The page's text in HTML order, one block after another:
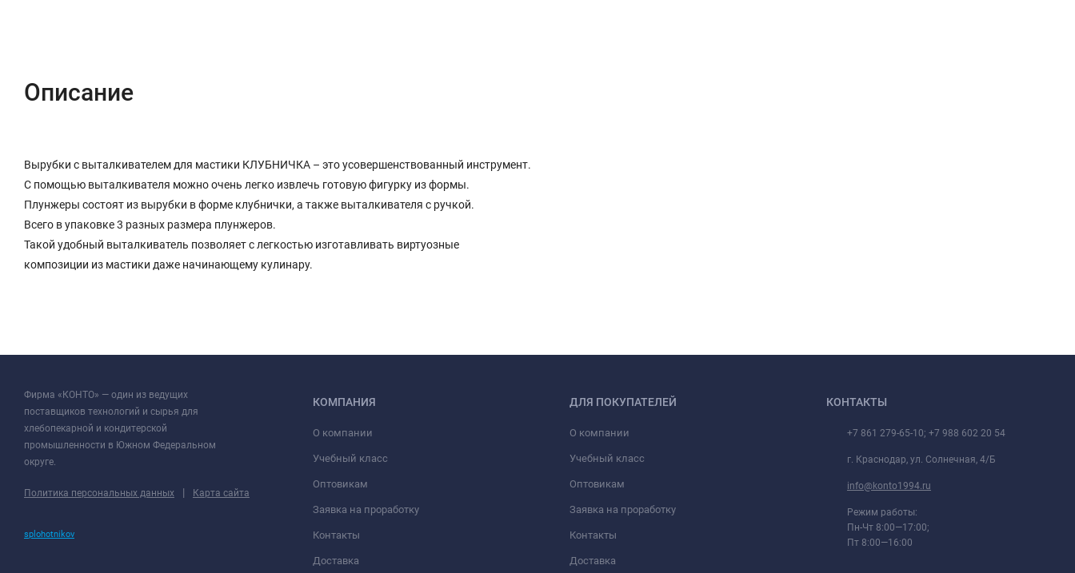
Описание
Вырубки с выталкивателем для мастики КЛУБНИЧКА – это усовершенствованный инструмент.
С помощью выталкивателя можно очень легко извлечь готовую фигурку из формы.
Плунжеры состоят из вырубки в форме клубнички, а также выталкивателя с ручкой.
Всего в упаковке 3 разных размера плунжеров.
Такой удобный выталкиватель позволяет с легкостью изготавливать виртуозные
композиции из мастики даже начинающему кулинару.
Фирма «КОНТО» — один из ведущих
поставщиков технологий и сырья для
хлебопекарной и кондитерской
промышленности в Южном Федеральном
округе.
Политика персональных данных | Карта сайта
splohotnikov
КОМПАНИЯ
О компании
Учебный класс
Оптовикам
Заявка на проработку
Контакты
Доставка
ДЛЯ ПОКУПАТЕЛЕЙ
О компании
Учебный класс
Оптовикам
Заявка на проработку
Контакты
Доставка
КОНТАКТЫ
+7 861 279-65-10; +7 988 602 20 54
г. Краснодар, ул. Солнечная, 4/Б
info@konto1994.ru
Режим работы:
Пн-Чт 8:00—17:00;
Пт 8:00—16:00